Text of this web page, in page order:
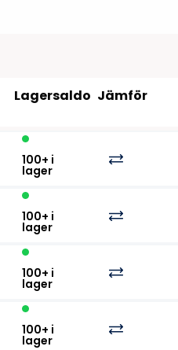
Lagersaldo Jämför
100+ i
lager
100+ i
lager
100+ i
lager
100+ i
lager